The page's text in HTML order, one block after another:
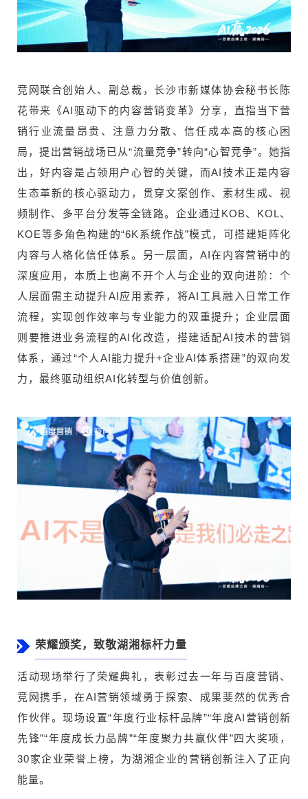
竞网联合创始人、副总裁，长沙市新媒体协会秘书长陈
花带来《AI驱动下的内容营销变革》分享，直指当下营
销行业流量昂贵、注意力分散、信任成本高的核心困
局，提出营销战场已从“流量竞争”转向“心智竞争”。她指
出，好内容是占领用户心智的关键，而AI技术正是内容
生态革新的核心驱动力，贯穿文案创作、素材生成、视
频制作、多平台分发等全链路。企业通过KOB、KOL、
KOE等多角色构建的“6K系统作战”模式，可搭建矩阵化
内容与人格化信任体系。另一层面，AI在内容营销中的
深度应用，本质上也离不开个人与企业的双向进阶：个
人层面需主动提升AI应用素养，将AI工具融入日常工作
流程，实现创作效率与专业能力的双重提升；企业层面
则要推进业务流程的AI化改造，搭建适配AI技术的营销
体系，通过“个人AI能力提升+企业AI体系搭建”的双向发
力，最终驱动组织AI化转型与价值创新。
荣耀颁奖，致敬湖湘标杆力量
活动现场举行了荣耀典礼，表彰过去一年与百度营销、
竞网携手，在AI营销领域勇于探索、成果斐然的优秀合
作伙伴。现场设置“年度行业标杆品牌”“年度AI营销创新
先锋”“年度成长力品牌”“年度聚力共赢伙伴”四大奖项，
30家企业荣誉上榜，为湖湘企业的营销创新注入了正向
能量。